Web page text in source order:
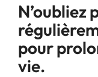
N’oubliez
pour
vie.